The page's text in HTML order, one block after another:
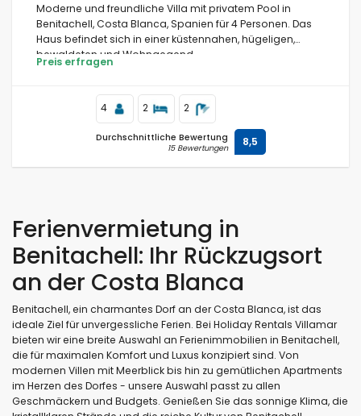
Moderne und freundliche Villa mit privatem Pool in
Benitachell, Costa Blanca, Spanien für 4 Personen. Das
Haus befindet sich in einer küstennahen, hügeligen,
bewaldeten und Wohngegend.
Preis erfragen
4 2 2
Durchschnittliche Bewertung
15 Bewertungen 8,5
Ferienvermietung in
Benitachell: Ihr Rückzugsort
an der Costa Blanca
Benitachell, ein charmantes Dorf an der Costa Blanca, ist das
ideale Ziel für unvergessliche Ferien. Bei Holiday Rentals Villamar
bieten wir eine breite Auswahl an Ferienimmobilien in Benitachell,
die für maximalen Komfort und Luxus konzipiert sind. Von
modernen Villen mit Meerblick bis hin zu gemütlichen Apartments
im Herzen des Dorfes - unsere Auswahl passt zu allen
Geschmäckern und Budgets. Genießen Sie das sonnige Klima, die